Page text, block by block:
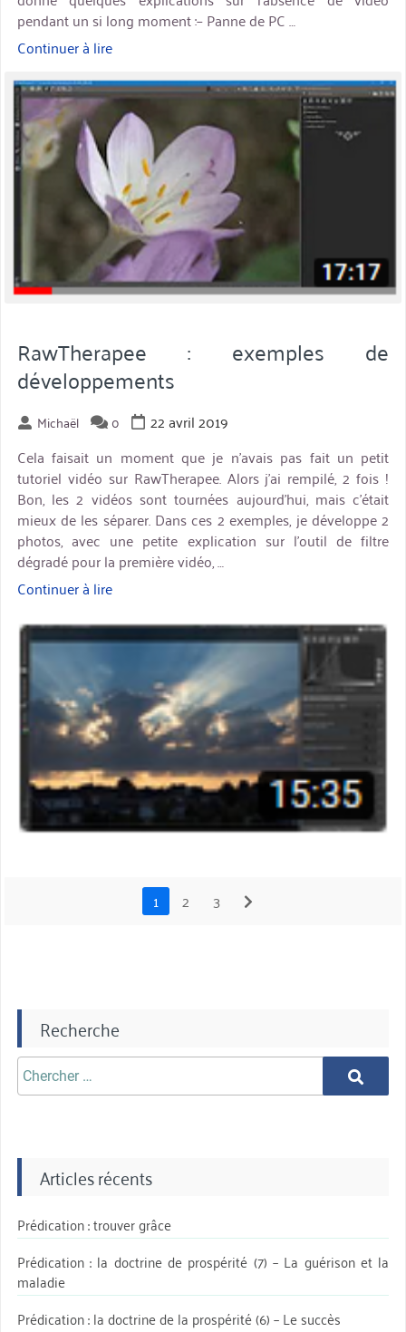
pendant un si long moment :– Panne de PC …
Continuer à lire« RawTherapee
onglet
des
favoris »
miniature
RawTherapee : exemples de
développements
Michaël 0
22 avril 2019
Cela faisait un moment que je n’avais pas fait un petit
tutoriel vidéo sur RawTherapee. Alors j’ai rempilé, 2 fois !
Bon, les 2 vidéos sont tournées aujourd’hui, mais c’était
mieux de les séparer. Dans ces 2 exemples, je développe 2
photos, avec une petite explication sur l’outil de filtre
dégradé pour la première vidéo, …
Continuer à lire« RawTherapee
exemples
de
développements »
miniature
1 2 3
Recherche
Chercher
aprè:
Chercher
Articles récents
Prédication : trouver grâce
Prédication : la doctrine de prospérité (7) – La guérison et la
maladie
Prédication : la doctrine de la prospérité (6) – Le succès